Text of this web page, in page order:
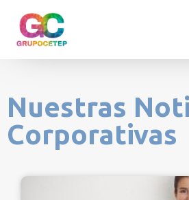
Nuestras
Corporativas